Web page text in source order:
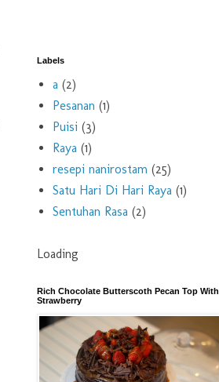
Labels
a (2)
Pesanan (1)
Puisi (3)
Raya (1)
resepi nanirostam (25)
Satu Hari Di Hari Raya (1)
Sentuhan Rasa (2)
Loading
Rich Chocolate Butterscoth Pecan Top With
Strawberry